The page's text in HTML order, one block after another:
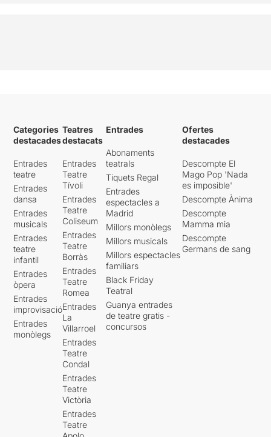
Categories
destacades
Entrades
teatre
Entrades
dansa
Entrades
musicals
Entrades
teatre
infantil
Entrades
òpera
Entrades
improvisació
Entrades
monòlegs
Teatres
destacats
Entrades
Teatre
Tívoli
Entrades
Teatre
Coliseum
Entrades
Teatre
Borràs
Entrades
Teatre
Romea
Entrades
La
Villarroel
Entrades
Teatre
Condal
Entrades
Teatre
Victòria
Entrades
Teatre
Entrades
Abonaments
teatrals
Tiquets Regal
Entrades
espectacles a
Madrid
Millors monòlegs
Millors musicals
Millors espectacles
familiars
Black Friday
Teatral
Guanya entrades
de teatre gratis -
concursos
Ofertes
destacades
Descompte El
Mago Pop 'Nada
es imposible'
Descompte Ànima
Descompte
Mamma mia
Descompte
Germans de sang